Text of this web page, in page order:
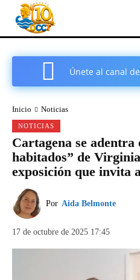
Únete al canal
Inicio Noticias
NOTICIAS
Cartagena se adentra
habitados” de
exposición que invita
Por Aida Belmonte
17 de octubre de 2025 17:45